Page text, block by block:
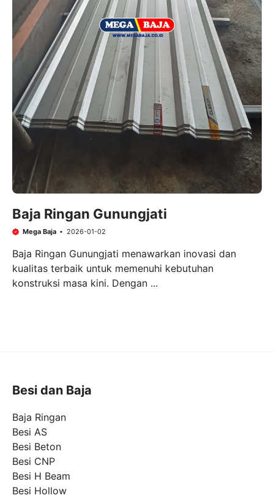
Baja Ringan Gunungjati
Mega Baja 2026-01-02
Baja Ringan Gunungjati menawarkan inovasi dan
kualitas terbaik untuk memenuhi kebutuhan
konstruksi masa kini. Dengan ...
Besi dan Baja
Baja Ringan
Besi AS
Besi Beton
Besi CNP
Besi H Beam
Besi Hollow